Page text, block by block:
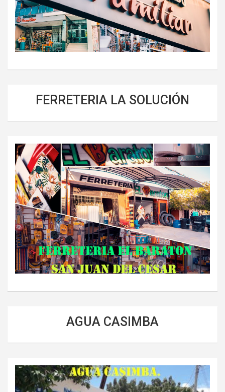
FERRETERIA LA SOLUCIÓN
AGUA CASIMBA